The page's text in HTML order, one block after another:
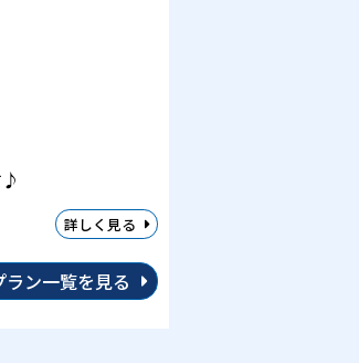
♪
詳しく見る
ラン一覧を見る